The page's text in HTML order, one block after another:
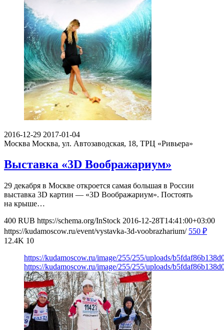
2016-12-29 2017-01-04
Москва Москва, ул. Автозаводская, 18, ТРЦ «Ривьера»
Выставка «3D Воображариум»
29 декабря в Москве откроется самая большая в России
выставка 3D картин — «3D Воображариум». Постоять
на крыше…
400 RUB https://schema.org/InStock 2016-12-28T14:41:00+03:00
https://kudamoscow.ru/event/vystavka-3d-voobrazharium/ 550 ₽
12.4K 10
https://kudamoscow.ru/image/255/255/uploads/
https://kudamoscow.ru/image/255/255/uploads/